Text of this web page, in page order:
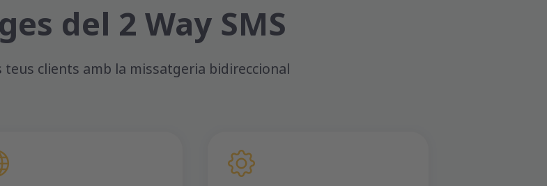
del 2 Way SMS
clients amb la missatgeria bidireccional